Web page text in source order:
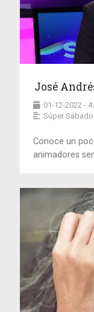
José
01-12-2022 -
Súper
Conoce un
animadores